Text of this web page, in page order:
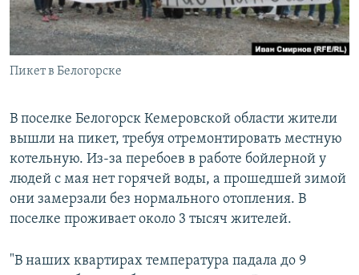
Пикет в Белогорске
В поселке Белогорск Кемеровской области жители
вышли на пикет, требуя отремонтировать местную
котельную. Из-за перебоев в работе бойлерной у
людей с мая нет горячей воды, а прошедшей зимой
они замерзали без нормального отопления. В
поселке проживает около 3 тысяч жителей.
"В наших квартирах температура падала до 9